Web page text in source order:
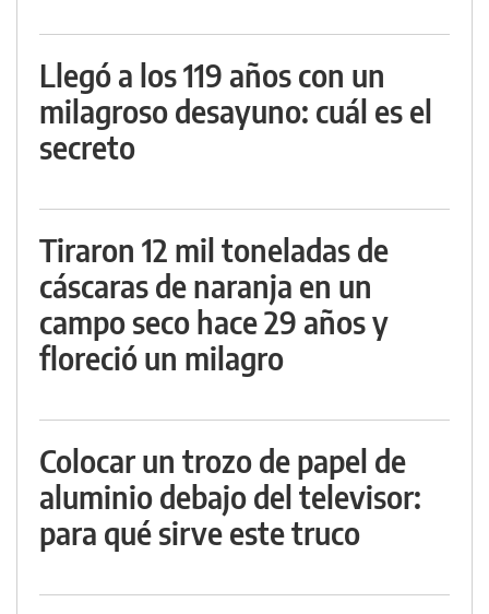
Llegó a los 119 años con un
milagroso desayuno: cuál es el
secreto
Tiraron 12 mil toneladas de
cáscaras de naranja en un
campo seco hace 29 años y
floreció un milagro
Colocar un trozo de papel de
aluminio debajo del televisor:
para qué sirve este truco